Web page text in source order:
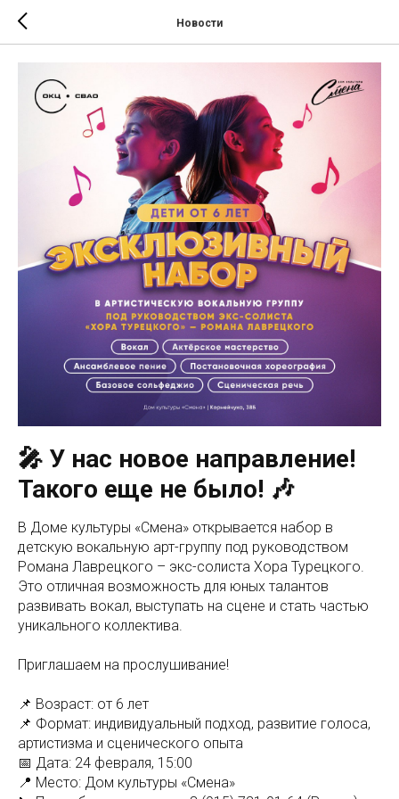
Новости
🎤 У нас новое направление!
Такого еще не было! 🎶
В Доме культуры «Смена» открывается набор в
детскую вокальную арт-группу под руководством
Романа Лаврецкого – экс-солиста Хора Турецкого.
Это отличная возможность для юных талантов
развивать вокал, выступать на сцене и стать частью
уникального коллектива.
Приглашаем на прослушивание!
📌 Возраст: от 6 лет
📌 Формат: индивидуальный подход, развитие голоса,
артистизма и сценического опыта
📅 Дата: 24 февраля, 15:00
📍 Место: Дом культуры «Смена»